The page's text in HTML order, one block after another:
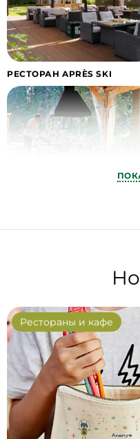
РЕСТОРАН APRÈS SKI
ЧАЩЕ»
РЕСТОРАН FOREST PIZZA
Рестораны и кафе